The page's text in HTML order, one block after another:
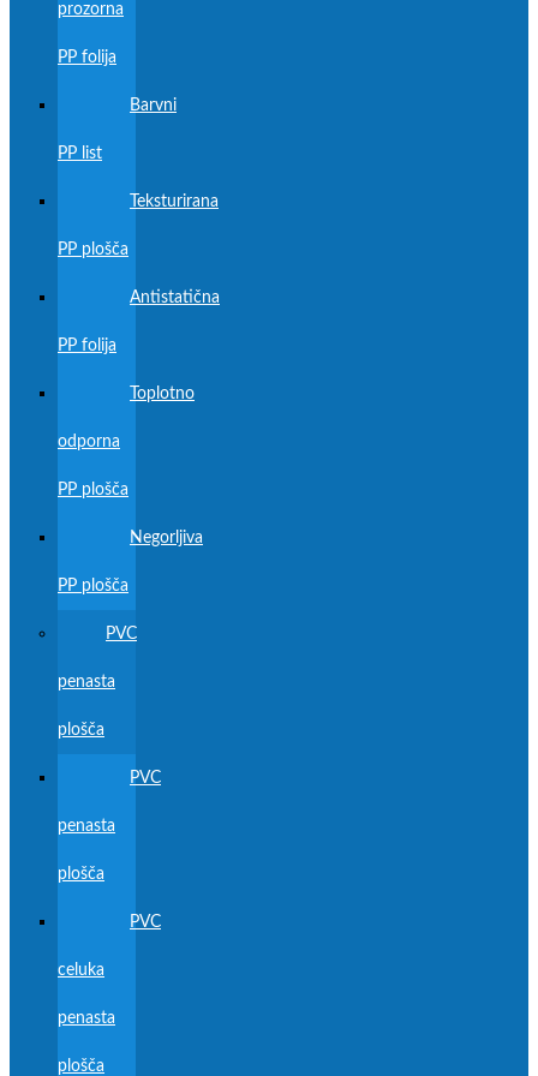
prozorna
PP folija
Barvni
PP list
Teksturirana
PP plošča
Antistatična
PP folija
Toplotno
odporna
PP plošča
Negorljiva
PP plošča
PVC
penasta
plošča
PVC
penasta
plošča
PVC
celuka
penasta
plošča